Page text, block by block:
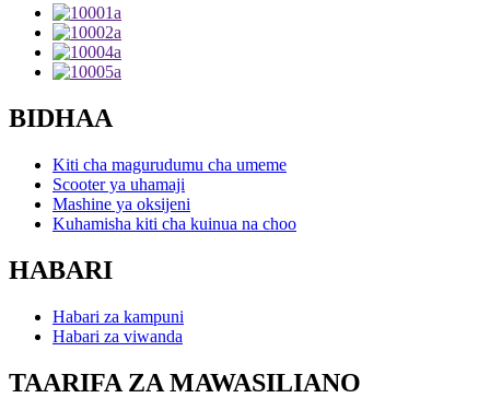
BIDHAA
Kiti cha magurudumu cha umeme
Scooter ya uhamaji
Mashine ya oksijeni
Kuhamisha kiti cha kuinua na choo
HABARI
Habari za kampuni
Habari za viwanda
TAARIFA ZA MAWASILIANO